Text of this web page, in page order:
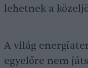
lehetnek a
A világ
egyelőre nem